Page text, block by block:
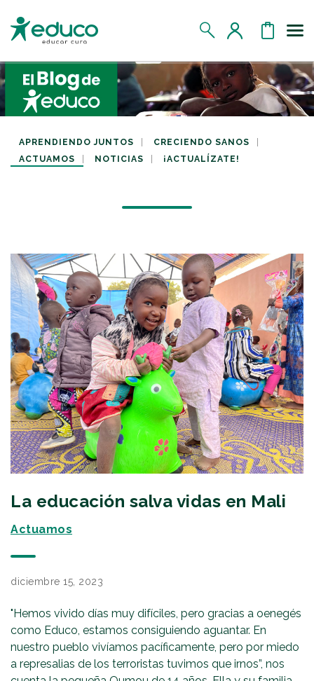
MIS DATOS
MIS APADRINADOS
MIS RETOS SOLIDARIOS
CERRAR SESIÓN
APRENDIENDO JUNTOS
CRECIENDO SANOS
ACTUAMOS
NOTICIAS ¡ACTUALÍZATE!
La educación salva vidas en Mali
Actuamos
diciembre 15, 2023
"Hemos vivido días muy difíciles, pero gracias a oenegés
como Educo, estamos consiguiendo aguantar. En
nuestro pueblo vivíamos pacíficamente, pero por miedo
a represalias de los terroristas tuvimos que irnos”, nos